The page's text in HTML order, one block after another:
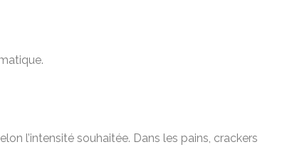
l’intensité souhaitée. Dans les pains, crackers